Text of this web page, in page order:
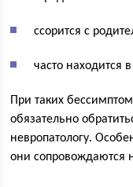
ссорится с
часто находится в
При таких
обязательно
невропатологу.
они сопровождаются